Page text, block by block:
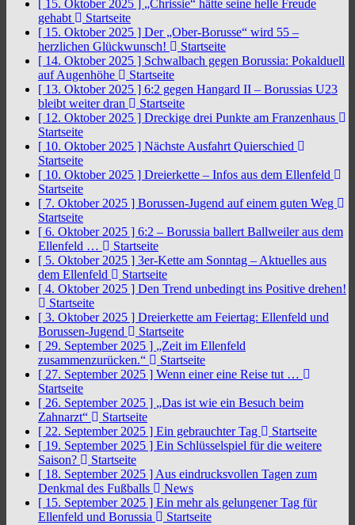
[ 15. Oktober 2025 ] „Chrissie“ hätte seine helle Freude
gehabt
Startseite
[ 15. Oktober 2025 ] Der „Ober-Borusse“ wird 55 –
herzlichen Glückwunsch!
Startseite
[ 14. Oktober 2025 ] Schwalbach gegen Borussia: Pokalduell
auf Augenhöhe
Startseite
[ 13. Oktober 2025 ] 6:2 gegen Hangard II – Borussias U23
bleibt weiter dran
Startseite
[ 12. Oktober 2025 ] Dreckige drei Punkte am Franzenhaus
Startseite
[ 10. Oktober 2025 ] Nächste Ausfahrt Quierschied
Startseite
[ 10. Oktober 2025 ] Dreierkette – Infos aus dem Ellenfeld
Startseite
[ 7. Oktober 2025 ] Borussen-Jugend auf einem guten Weg
Startseite
[ 6. Oktober 2025 ] 6:2 – Borussia ballert Ballweiler aus dem
Ellenfeld …
Startseite
[ 5. Oktober 2025 ] 3er-Kette am Sonntag – Aktuelles aus
dem Ellenfeld
Startseite
[ 4. Oktober 2025 ] Den Trend unbedingt ins Positive drehen!
Startseite
[ 3. Oktober 2025 ] Dreierkette am Feiertag: Ellenfeld und
Borussen-Jugend
Startseite
[ 29. September 2025 ] „Zeit im Ellenfeld
zusammenzurücken.“
Startseite
[ 27. September 2025 ] Wenn einer eine Reise tut …
Startseite
[ 26. September 2025 ] „Das ist wie ein Besuch beim
Zahnarzt“
Startseite
[ 22. September 2025 ] Ein gebrauchter Tag
Startseite
[ 19. September 2025 ] Ein Schlüsselspiel für die weitere
Saison?
Startseite
[ 18. September 2025 ] Aus eindrucksvollen Tagen zum
Denkmal des Fußballs
News
[ 15. September 2025 ] Ein mehr als gelungener Tag für
Ellenfeld und Borussia
Startseite